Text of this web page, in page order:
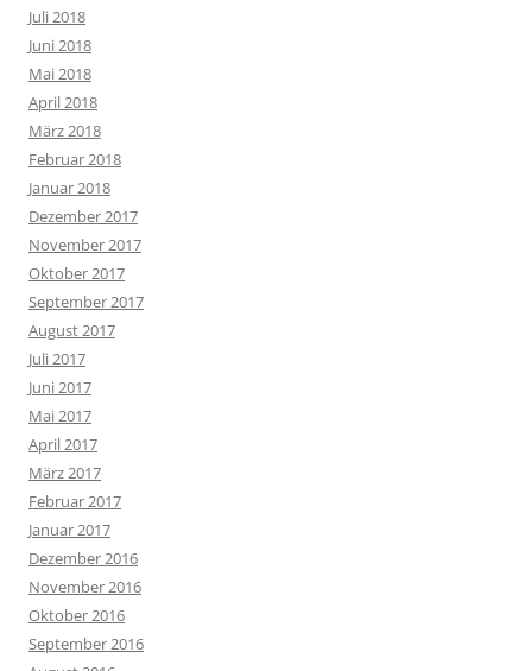
Juli 2018
Juni 2018
Mai 2018
April 2018
März 2018
Februar 2018
Januar 2018
Dezember 2017
November 2017
Oktober 2017
September 2017
August 2017
Juli 2017
Juni 2017
Mai 2017
April 2017
März 2017
Februar 2017
Januar 2017
Dezember 2016
November 2016
Oktober 2016
September 2016